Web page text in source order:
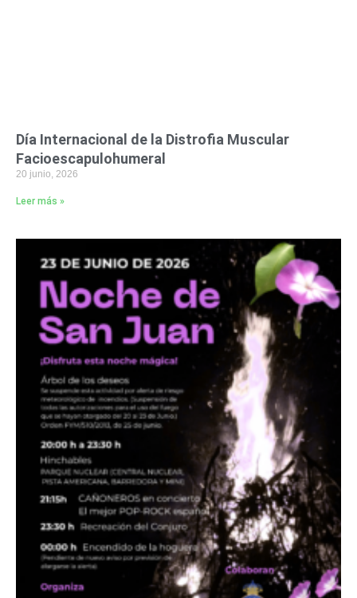
Día Internacional de la Distrofia Muscular
Facioescapulohumeral
20 junio, 2026
Leer más »